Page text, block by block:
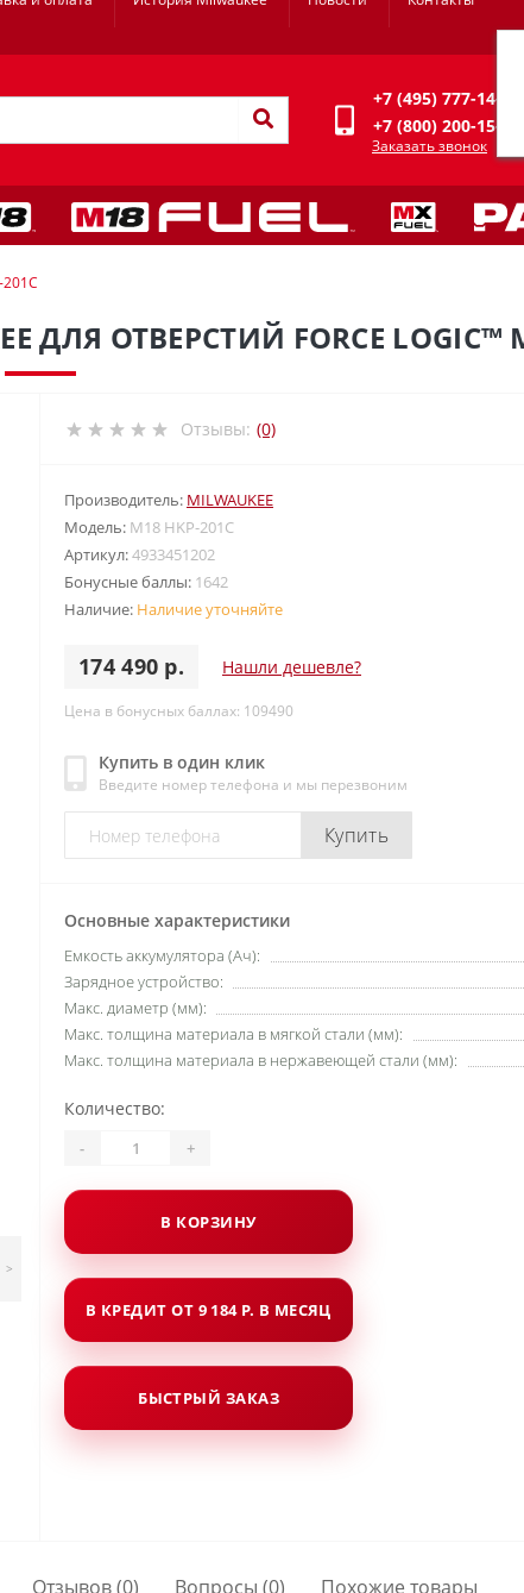
+7 (495) 777-14-94
+7 (800) 200-15-94
Заказать звонок
ОТВЕРСТИЙ FORCE LOGIC™
>
Отзывы: (0)
Производитель: MILWAUKEE
Модель: M18 HKP-201C
Артикул:4933451202
Бонусные баллы: 1642
Наличие: Наличие уточняйте
174 490 р. Нашли дешевле?
Цена в бонусных баллах: 109490
Купить в один клик
Введите номер телефона и мы перезвоним
Купить
Основные характеристики
Емкость аккумулятора (Ач):
Зарядное устройство:
Макс. диаметр (мм):
Макс. толщина материала в мягкой стали (мм):
Макс. толщина материала в нержавеющей стали (мм):
Количество:
- +
В КОРЗИНУ
В КРЕДИТ ОТ 9 184 Р. В МЕСЯЦ
БЫСТРЫЙ ЗАКАЗ
Отзывов (0) Вопросы (0) Похожие товары